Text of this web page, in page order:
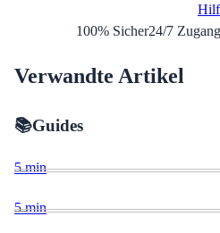
100% Sicher24/7 Zugang
Verwandte Artikel
📚Guides
5min
5min